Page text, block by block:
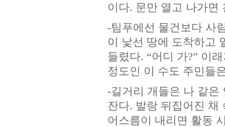
이다. 문만 열고 나가면
-팀푸에선 물건보다 사
이 낯선 땅에 도착하고
들렸다. “어디 가?” 이
정도인 이 수도 주민들
-길거리 개들은 나 같은
잔다. 발랑 뒤집어진 채
어스름이 내리면 활동